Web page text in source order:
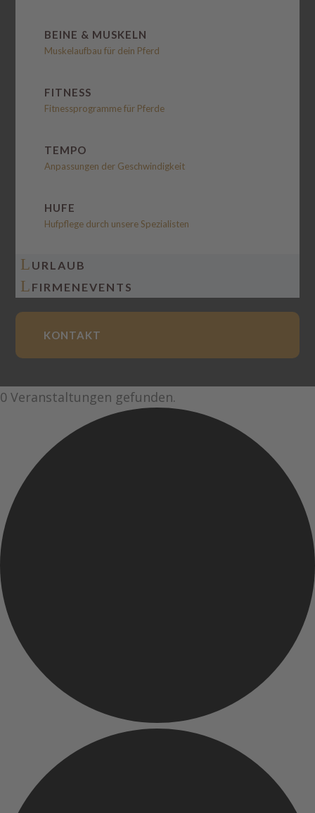
BEINE & MUSKELN
Muskelaufbau für dein Pferd
FITNESS
Fitnessprogramme für Pferde
TEMPO
Anpassungen der Geschwindigkeit
HUFE
Hufpflege durch unsere Spezialisten
L URLAUB
L FIRMENEVENTS
KONTAKT
0 Veranstaltungen gefunden.